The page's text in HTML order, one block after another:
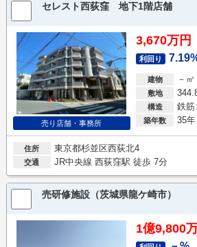
セレスト西荻窪 地下1階店舗
売り店舗・事務所
3,670万円
利回り
建物 －㎡
敷地
構造 鉄筋
築年数 35年
住所 東京都杉並区西荻北4
交通 JR中央線 西荻窪駅 徒歩 7分
売研修施設（茨城県龍ケ崎市）
1億9,800